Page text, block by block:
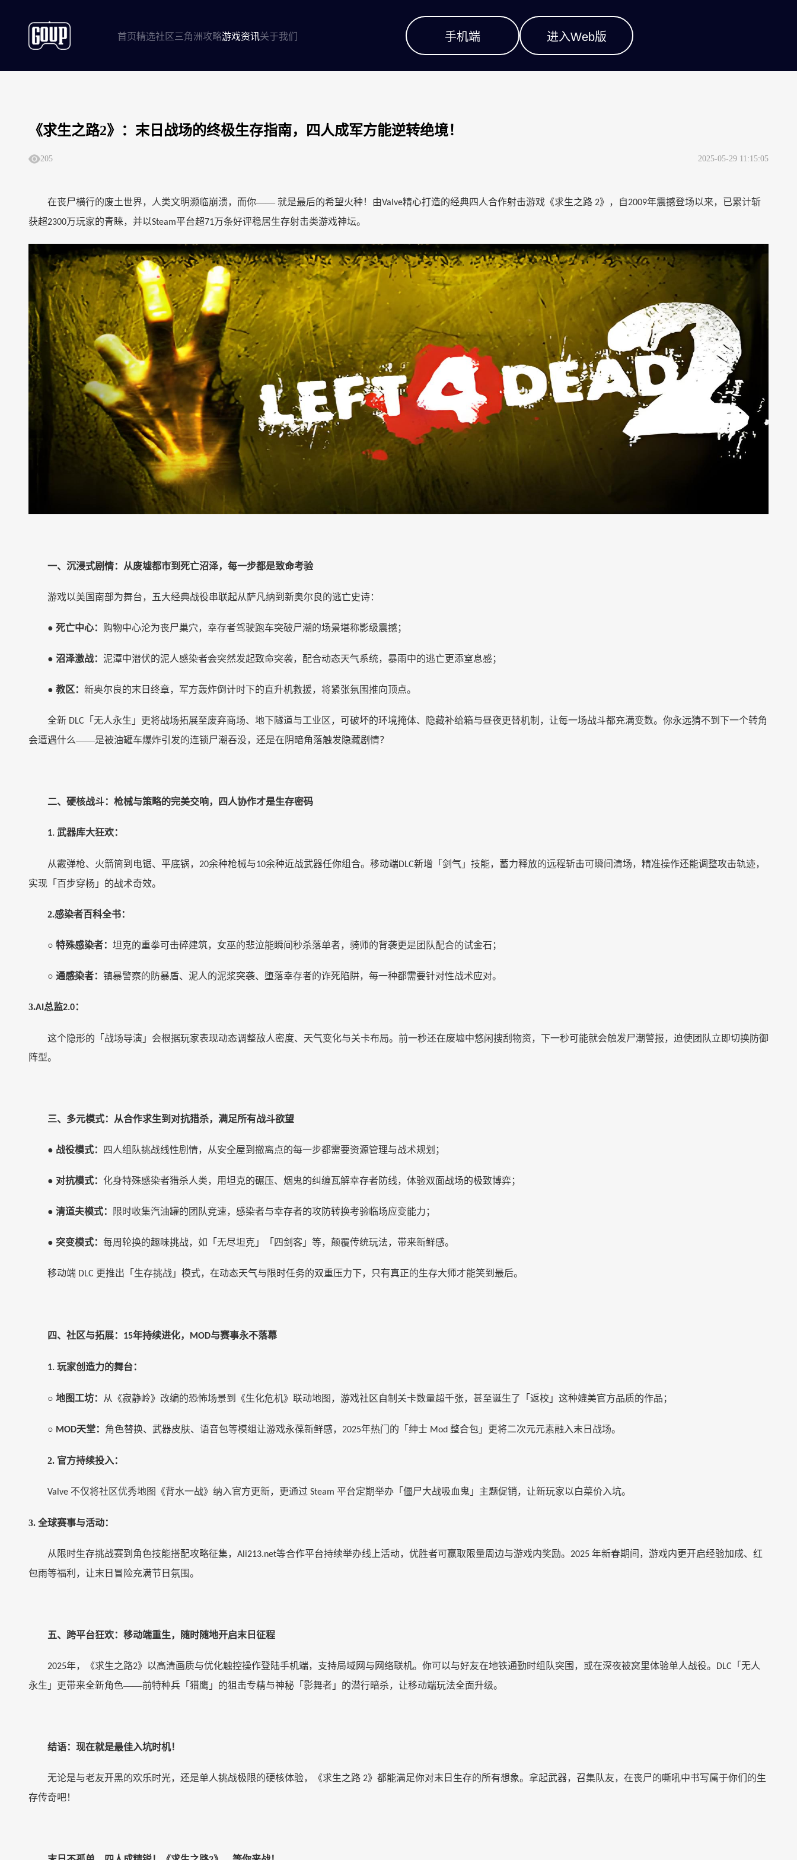
首页精选社区 三角洲攻略游戏资讯关于我们 手机端 进入Web版
《求生之路2》：末日战场的终极生存指南，四人成军方能逆转绝境！
205 2025-05-29 11:15:05
在丧尸横行的废土世界，人类文明濒临崩溃，而你—— 就是最后的希望火种！由Valve精心打造的经典四人合作射击游戏《求生之路 2》，自2009年震撼登场以来，已累计斩
获超2300万玩家的青睐，并以Steam平台超71万条好评稳居生存射击类游戏神坛。
一、沉浸式剧情：从废墟都市到死亡沼泽，每一步都是致命考验
游戏以美国南部为舞台，五大经典战役串联起从萨凡纳到新奥尔良的逃亡史诗：
● 死亡中心： 购物中心沦为丧尸巢穴，幸存者驾驶跑车突破尸潮的场景堪称影级震撼；
● 沼泽激战： 泥潭中潜伏的泥人感染者会突然发起致命突袭，配合动态天气系统，暴雨中的逃亡更添窒息感；
● 教区： 新奥尔良的末日终章，军方轰炸倒计时下的直升机救援，将紧张氛围推向顶点。
全新 DLC 「无人永生」更将战场拓展至废弃商场、地下隧道与工业区，可破坏的环境掩体、隐藏补给箱与昼夜更替机制，让每一场战斗都充满变数。你永远猜不到下一个转角
会遭遇什么——是被油罐车爆炸引发的连锁尸潮吞没，还是在阴暗角落触发隐藏剧情？
二、硬核战斗：枪械与策略的完美交响，四人协作才是生存密码
1. 武器库大狂欢：
从霰弹枪、火箭筒到电锯、平底锅， 20余种枪械与10余种近战武器任你组合。移动端DLC新增「剑气」技能，蓄力释放的远程斩击可瞬间清场，精准操作还能调整攻击轨迹，
实现「百步穿杨」的战术奇效。
2.感染者百科全书：
○ 特殊感染者： 坦克的重拳可击碎建筑，女巫的悲泣能瞬间秒杀落单者，骑师的背袭更是团队配合的试金石；
○ 通感染者： 镇暴警察的防暴盾、泥人的泥浆突袭、堕落幸存者的诈死陷阱，每一种都需要针对性战术应对。
3.AI 总监2.0：
这个隐形的「战场导演」会根据玩家表现动态调整敌人密度、天气变化与关卡布局。前一秒还在废墟中悠闲搜刮物资，下一秒可能就会触发尸潮警报，迫使团队立即切换防御
阵型。
三、多元模式：从合作求生到对抗猎杀，满足所有战斗欲望
● 战役模式： 四人组队挑战线性剧情，从安全屋到撤离点的每一步都需要资源管理与战术规划；
● 对抗模式： 化身特殊感染者猎杀人类，用坦克的碾压、烟鬼的纠缠瓦解幸存者防线，体验双面战场的极致博弈；
● 清道夫模式： 限时收集汽油罐的团队竞速，感染者与幸存者的攻防转换考验临场应变能力；
● 突变模式： 每周轮换的趣味挑战，如「无尽坦克」「四剑客」等，颠覆传统玩法，带来新鲜感。
移动端 DLC 更推出「生存挑战」模式，在动态天气与限时任务的双重压力下，只有真正的生存大师才能笑到最后。
四、社区与拓展： 15年持续进化， MOD与赛事永不落幕
1. 玩家创造力的舞台：
○ 地图工坊： 从《寂静岭》改编的恐怖场景到《生化危机》联动地图， 游戏社区自制关卡数量超千张，甚至诞生了「返校」这种媲美官方品质的作品；
○ MOD天堂： 角色替换、武器皮肤、语音包等模组让游戏永葆新鲜感， 2025年热门的「绅士 Mod 整合包」更将二次元元素融入末日战场。
2. 官方持续投入：
Valve 不仅将社区优秀地图《背水一战》纳入官方更新，更通过 Steam 平台定期举办「僵尸大战吸血鬼」主题促销，让新玩家以白菜价入坑。
3. 全球赛事与活动：
从限时生存挑战赛到角色技能搭配攻略征集， Ali213.net等合作平台持续举办线上活动，优胜者可赢取限量周边与游戏内奖励。 2025 年新春期间，游戏内更开启经验加成、红
包雨等福利，让末日冒险充满节日氛围。
五、跨平台狂欢：移动端重生，随时随地开启末日征程
2025年，《求生之路2》以高清画质与优化触控操作登陆手机端，支持局域网与网络联机。你可以与好友在地铁通勤时组队突围，或在深夜被窝里体验单人战役。 DLC 「无人
永生」更带来全新角色——前特种兵「猎鹰」的狙击专精与神秘「影舞者」的潜行暗杀，让移动端玩法全面升级。
结语：现在就是最佳入坑时机！
无论是与老友开黑的欢乐时光，还是单人挑战极限的硬核体验，《求生之路 2》都能满足你对末日生存的所有想象。拿起武器，召集队友，在丧尸的嘶吼中书写属于你们的生
存传奇吧！